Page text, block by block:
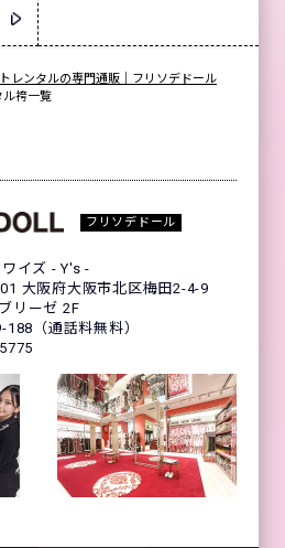
レンタルの専門通販｜フリソデドール
ル袴一覧
フリソデドール
イズ - Y's -
大阪府大阪市北区梅田2-4-9
リーゼ 2F
188（通話料無料）